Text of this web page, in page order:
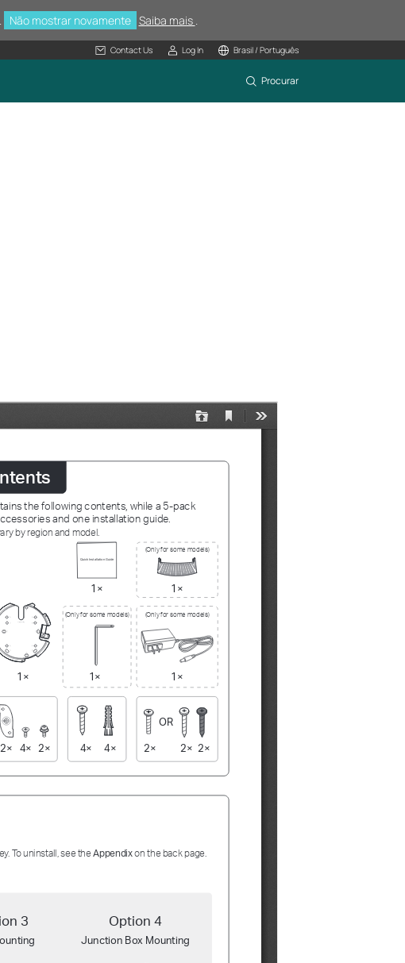
Não mostrar novamente Saiba mais
Contact Us Log In Brasil / Português
Procurar